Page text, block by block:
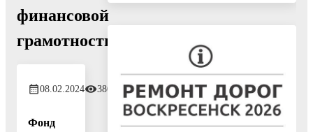
финансовой
грамотности
08.02.2024 380
Фонд